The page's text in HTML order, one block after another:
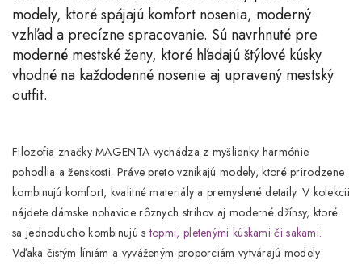
modely, ktoré spájajú komfort nosenia, moderný
vzhľad a precízne spracovanie. Sú navrhnuté pre
moderné mestské ženy, ktoré hľadajú štýlové kúsky
vhodné na každodenné nosenie aj upravený mestský
outfit.
Filozofia značky MAGENTA vychádza z myšlienky harmónie
pohodlia a ženskosti. Práve preto vznikajú modely, ktoré prirodzene
kombinujú komfort, kvalitné materiály a premyslené detaily. V kolekcii
nájdetedámske nohavice rôznych strihov aj moderné džínsy, ktoré
sa jednoducho kombinujú s topmi, pletenými kúskami čisakami.
Vďaka čistým líniám a vyváženým proporciám vytvárajú modely